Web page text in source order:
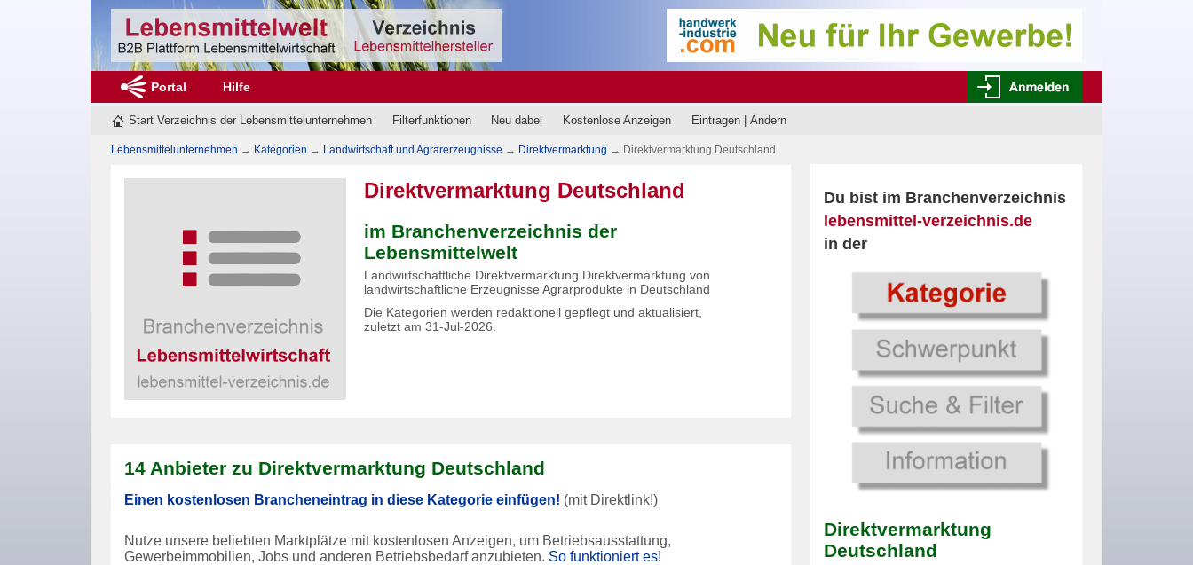
Portal Hilfe
Start Verzeichnis der Lebensmittelunternehmen Filterfunktionen Neu dabei Kostenlose Anzeigen Eintragen | Ändern
Du bist im Branchenverzeichnis
lebensmittel-verzeichnis.de
in der
Direktvermarktung
Deutschland
Lebensmittelunternehmen → Kategorien → Landwirtschaft und Agrarerzeugnisse → Direktvermarktung → Direktvermarktung Deutschland
Direktvermarktung Deutschland
im Branchenverzeichnis der
Lebensmittelwelt
Landwirtschaftliche Direktvermarktung Direktvermarktung von
landwirtschaftliche Erzeugnisse Agrarprodukte in Deutschland
Die Kategorien werden redaktionell gepflegt und aktualisiert,
zuletzt am 31-Jul-2026.
14 Anbieter zu Direktvermarktung Deutschland
Einen kostenlosen Brancheneintrag in diese Kategorie einfügen! (mit Direktlink!)
Nutze unsere beliebten Marktplätze mit kostenlosen Anzeigen, um Betriebsausstattung,
Gewerbeimmobilien, Jobs und anderen Betriebsbedarf anzubieten. So funktioniert es!